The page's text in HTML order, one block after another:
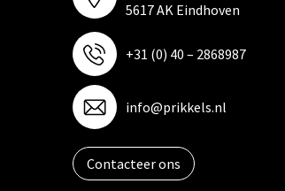
5617 AK Eindhoven
+31 (0) 40 – 2868987
info@prikkels.nl
Contacteer ons